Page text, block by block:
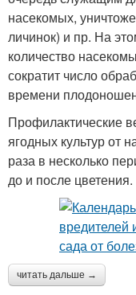
насекомых,
личинок) и пр. На
количество
сократит число
времени
Профилактические
ягодных культур от
раза в несколько
до и после цветения.
читать дальше →